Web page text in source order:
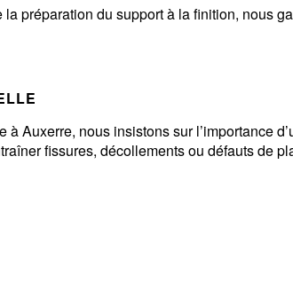
préparation du support à la finition, nous
à Auxerre, nous insistons sur l’importance
fissures, décollements ou défauts de